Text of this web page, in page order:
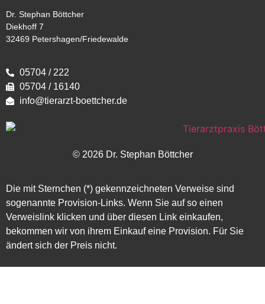
Dr. Stephan Böttcher
Diekhoff 7
32469 Petershagen/Friedewalde
05704 / 222
05704 / 16140
info@tierarzt-boettcher.de
© 2026 Dr. Stephan Böttcher
Die mit Sternchen (*) gekennzeichneten Verweise sind
sogenannte Provision-Links. Wenn Sie auf so einen
Verweislink klicken und über diesen Link einkaufen,
bekommen wir von ihrem Einkauf eine Provision. Für Sie
ändert sich der Preis nicht.